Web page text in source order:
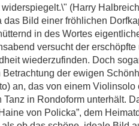
(Harry
Bild einer fröhlichen
in des Wortes
versucht der erschöpfte
wiederzufinden. Doch
der ewigen
an, das von einem Violinsolo
in Rondoform unterhält.
von Policka”, dem